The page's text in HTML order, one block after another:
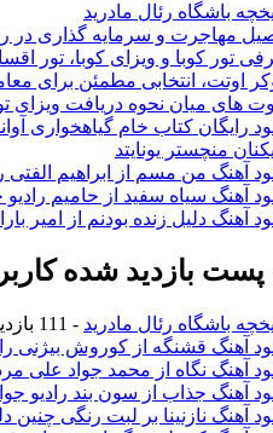
باشگاه رئال مادرید
مهاجرت و سرمایه گذاری در
تور کوبا و ویزای کوبا، تور
اوتت، انتخابی مطمئن برای
های میان نحوه دریافت ویزای
رایگان کتاب خام گیاهخواری
منچستر یونایتد
آهنگ من مسم از ابراهیم الفتی
آهنگ سیاه سفید از حامیم
آهنگ دلیل زنده بودنم از امیر
پست بازدید شده
باشگاه رئال مادرید - 111 بازدید
آهنگ قشنگه از کوروش بیژنی
آهنگ نگاه از محمد جواد علی
آهنگ جذاب از سون بند رادیو
آهنگ نازنینا بر لبت رنگی